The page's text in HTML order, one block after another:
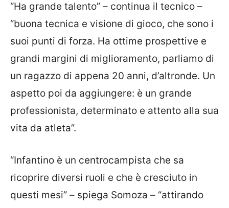
“Ha grande talento” – continua il tecnico –
“buona tecnica e visione di gioco, che sono i
suoi punti di forza. Ha ottime prospettive e
grandi margini di miglioramento, parliamo di
un ragazzo di appena 20 anni, d’altronde. Un
aspetto poi da aggiungere: è un grande
professionista, determinato e attento alla sua
vita da atleta”.
“Infantino è un centrocampista che sa
ricoprire diversi ruoli e che è cresciuto in
questi mesi” – spiega Somoza – “attirando